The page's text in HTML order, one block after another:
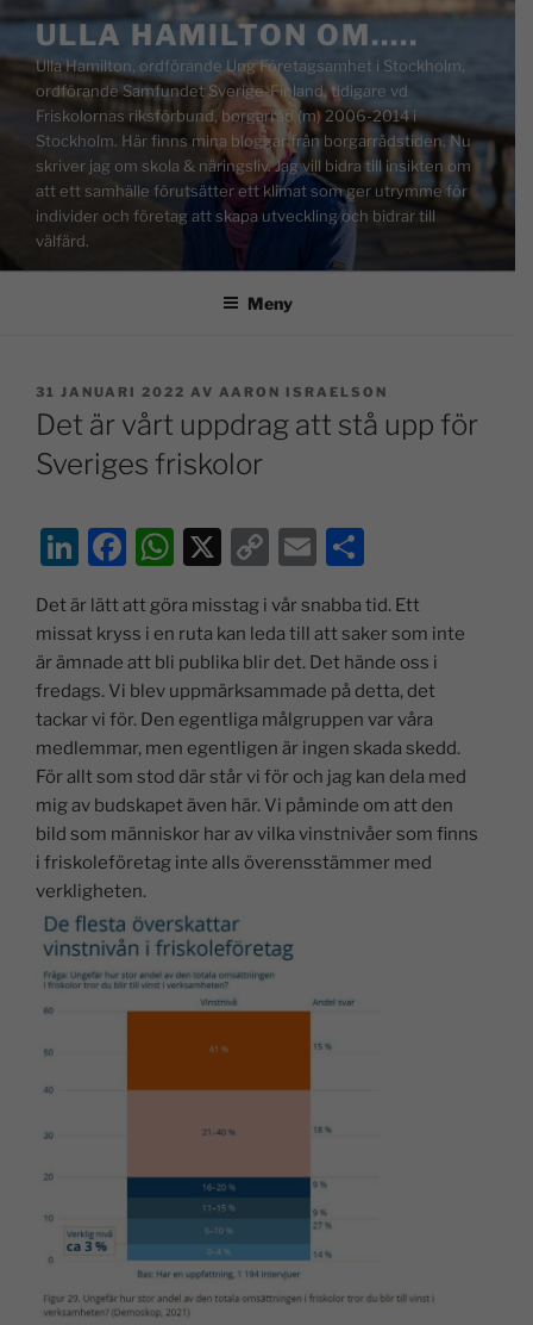
ULLA HAMILTON OM…..
Ulla Hamilton, ordförande Ung Företagsamhet i Stockholm,
ordförande Samfundet Sverige-Finland, tidigare vd
Friskolornas riksförbund, borgarråd (m) 2006-2014 i
Stockholm. Här finns mina bloggar från borgarrådstiden. Nu
skriver jag om skola & näringsliv. Jag vill bidra till insikten om
att ett samhälle förutsätter ett klimat som ger utrymme för
individer och företag att skapa utveckling och bidrar till
välfärd.
Meny
31 JANUARI 2022 AV AARON ISRAELSON
Det är vårt uppdrag att stå upp för
Sveriges friskolor
Li
k
e
dI
n
F
c
e
b
o
o
k
W
at
s
A
p
p
X
C
o
p
y
Li
n
k
E
ai
l
a
Det är lätt att göra misstag i vår snabba tid. Ett
missat kryss i en ruta kan leda till att saker som inte
är ämnade att bli publika blir det. Det hände oss i
fredags. Vi blev uppmärksammade på detta, det
tackar vi för. Den egentliga målgruppen var våra
medlemmar, men egentligen är ingen skada skedd.
För allt som stod där står vi för och jag kan dela med
mig av budskapet även här. Vi påminde om att den
bild som människor har av vilka vinstnivåer som finns
i friskoleföretag inte alls överensstämmer med
verkligheten.